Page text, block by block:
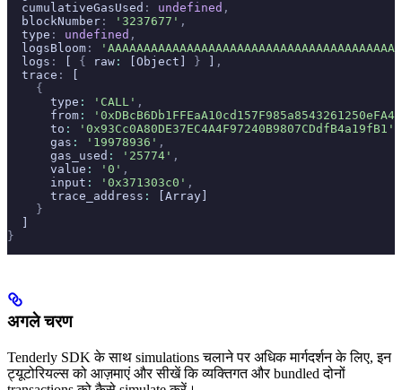
  cumulativeGasUsed
: undefined ,
  blockNumber
: '3237677' ,
  type
: undefined ,
  logsBloom
:
  logs
: { raw : [Object] }
,
  trace
:
    {
      type
: 'CALL' ,
      from
:
      to
: '0x93Cc0A80DE37EC4A4F97240B9807CDdfB4a19fB1'
      gas
: '19978936' ,
      gas_used
: '25774' ,
      value
: '0' ,
      input
: '0x371303c0' ,
      trace_address
:
[Array]
    }
}
अगले चरण
Tenderly SDK के साथ simulations चलाने पर अधिक मार्गदर्शन के लिए, इन
ट्यूटोरियल्स को आज़माएं और सीखें कि व्यक्तिगत और bundled दोनों